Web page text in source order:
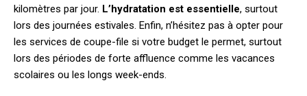
kilomètres par jour. L’hydratation est essentielle, surtout
lors des journées estivales. Enfin, n’hésitez pas à opter pour
les services de coupe-file si votre budget le permet, surtout
lors des périodes de forte affluence comme les vacances
scolaires ou les longs week-ends.